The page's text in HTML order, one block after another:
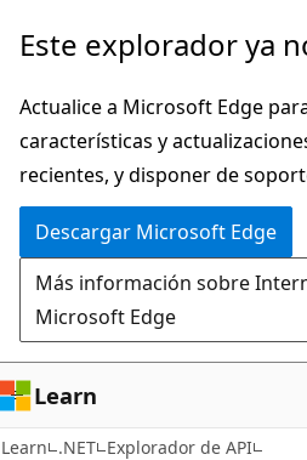
Ir
contenido
principal
Ir
la
navegación
en
la
página
Este explorador ya
Actualice a Microsoft Edge
características y
recientes, y disponer de
Descargar Microsoft Edge
Más información sobre
Microsoft Edge
Learn
Learn .NET Explorador de API